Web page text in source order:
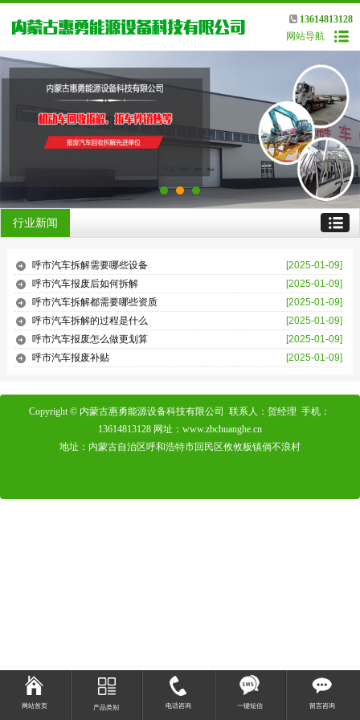
13614813128
网站导航
行业新闻
[2025-01-09]
呼市汽车拆解需要哪些设备
[2025-01-09]
呼市汽车报废后如何拆解
[2025-01-09]
呼市汽车拆解都需要哪些资质
[2025-01-09]
呼市汽车拆解的过程是什么
[2025-01-09]
呼市汽车报废怎么做更划算
[2025-01-09]
呼市汽车报废补贴
Copyright © 内蒙古惠勇能源设备科技有限公司 联系人：贺经理 手机：
13614813128 网址：www.zbchuanghe.cn
地址：内蒙古自治区呼和浩特市回民区攸攸板镇倘不浪村
网站首页 产品类别 电话咨询 一键短信 留言咨询